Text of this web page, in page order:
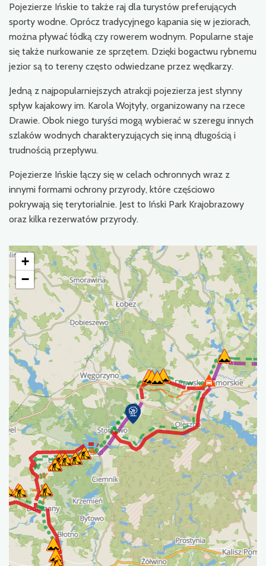
Pojezierze Ińskie to także raj dla turystów preferujących
sporty wodne. Oprócz tradycyjnego kąpania się w jeziorach,
można pływać łódką czy rowerem wodnym. Popularne staje
się także nurkowanie ze sprzętem. Dzięki bogactwu rybnemu
jezior są to tereny często odwiedzane przez wędkarzy.
Jedną z najpopularniejszych atrakcji pojezierza jest słynny
spływ kajakowy im. Karola Wojtyły, organizowany na rzece
Drawie. Obok niego turyści mogą wybierać w szeregu innych
szlaków wodnych charakteryzujących się inną długością i
trudnością przepływu.
Pojezierze Ińskie łączy się w celach ochronnych wraz z
innymi formami ochrony przyrody, które częściowo
pokrywają się terytorialnie. Jest to Iński Park Krajobrazowy
oraz kilka rezerwatów przyrody.
+
−